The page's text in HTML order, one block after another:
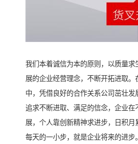
我们本着诚信为本的原则，以质量求
展的企业经营理念，不断开拓进取。
中，凭借良好的合作关系公司茁壮发
追求不断进取、满足的信念，企业在
展，个人靠创新精神求进步，日积月
每天的一小步，就是企业将来的进步。